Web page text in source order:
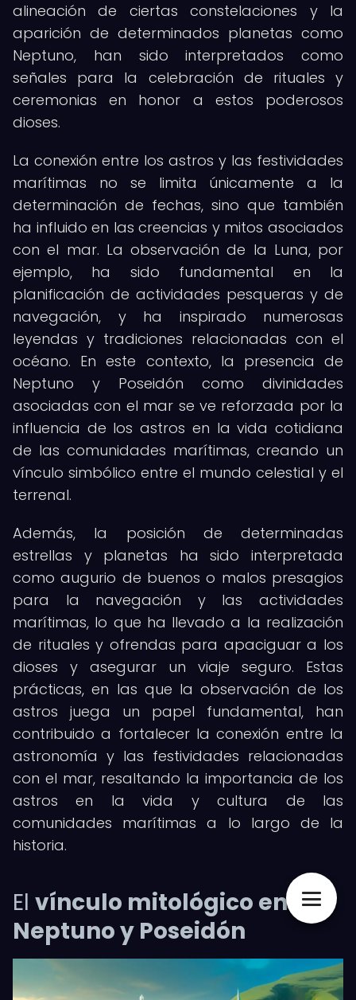
alineación de ciertas constelaciones y la
aparición de determinados planetas como
Neptuno, han sido interpretados como
señales para la celebración de rituales y
ceremonias en honor a estos poderosos
dioses.
La conexión entre los astros y las festividades
marítimas no se limita únicamente a la
determinación de fechas, sino que también
ha influido en las creencias y mitos asociados
con el mar. La observación de la Luna, por
ejemplo, ha sido fundamental en la
planificación de actividades pesqueras y de
navegación, y ha inspirado numerosas
leyendas y tradiciones relacionadas con el
océano. En este contexto, la presencia de
Neptuno y Poseidón como divinidades
asociadas con el mar se ve reforzada por la
influencia de los astros en la vida cotidiana
de las comunidades marítimas, creando un
vínculo simbólico entre el mundo celestial y el
terrenal.
Además, la posición de determinadas
estrellas y planetas ha sido interpretada
como augurio de buenos o malos presagios
para la navegación y las actividades
marítimas, lo que ha llevado a la realización
de rituales y ofrendas para apaciguar a los
dioses y asegurar un viaje seguro. Estas
prácticas, en las que la observación de los
astros juega un papel fundamental, han
contribuido a fortalecer la conexión entre la
astronomía y las festividades relacionadas
con el mar, resaltando la importancia de los
astros en la vida y cultura de las
comunidades marítimas a lo largo de la
historia.
El vínculo mitológico entre
Neptuno y Poseidón